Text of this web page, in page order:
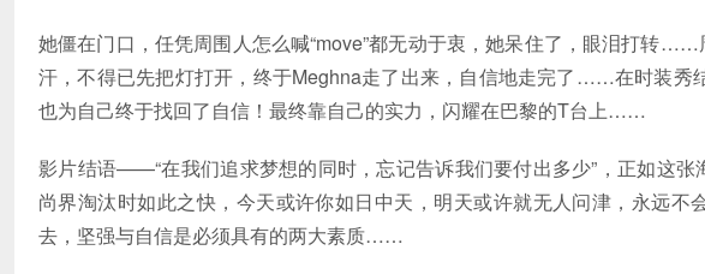
她僵在门口，任凭周围人怎么喊“move”都无动于衷，她呆住了，眼泪打转
汗，不得已先把灯打开，终于Meghna走了出来，自信地走完了……在时装
也为自己终于找回了自信！最终靠自己的实力，闪耀在巴黎的T台上……
影片结语——“在我们追求梦想的同时，忘记告诉我们要付出多少”，正如这
尚界淘汰时如此之快，今天或许你如日中天，明天或许就无人问津，永远
去，坚强与自信是必须具有的两大素质……